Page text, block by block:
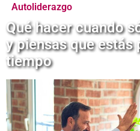
Autoliderazgo
Qué hacer cuando
y piensas que estás
tiempo